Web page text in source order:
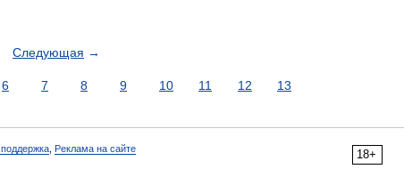
Следующая →
6 7 8 9 10 11 12 13
18+
Реклама на сайте